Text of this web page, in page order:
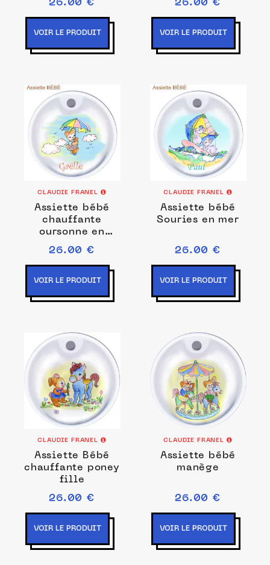
26.00 €
VOIR LE PRODUIT
26.00 €
VOIR LE PRODUIT
CLAUDIE FRANEL
Assiette bébé
chauffante
oursonne en
parapluie
26.00 €
VOIR LE PRODUIT
CLAUDIE FRANEL
Assiette bébé
Souries en mer
26.00 €
VOIR LE PRODUIT
CLAUDIE FRANEL
Assiette Bébé
chauffante poney
fille
26.00 €
VOIR LE PRODUIT
CLAUDIE FRANEL
Assiette bébé
manège
26.00 €
VOIR LE PRODUIT